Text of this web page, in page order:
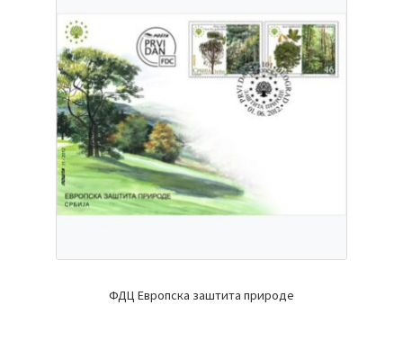
ФДЦ Европска заштита природе